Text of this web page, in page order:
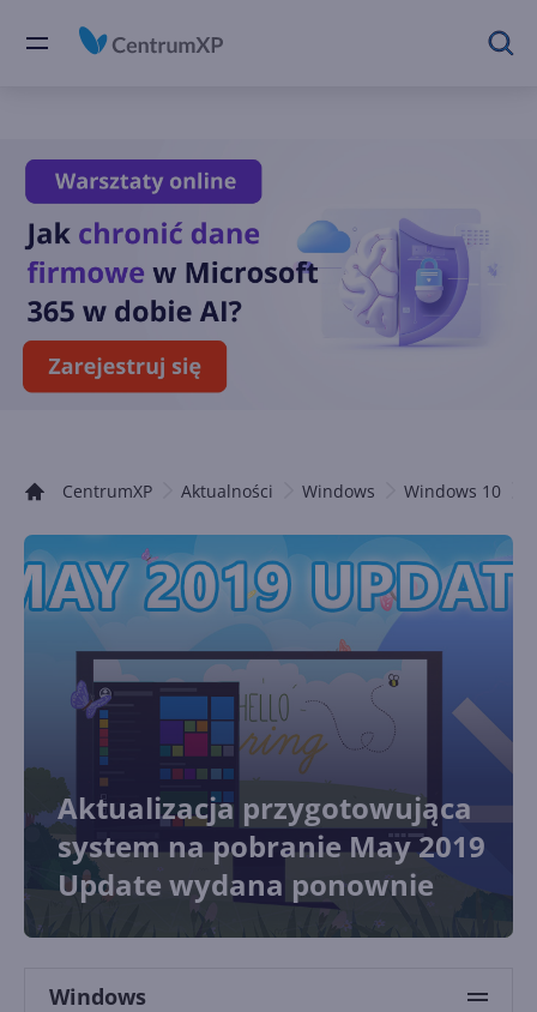
CentrumXP Aktualności Windows Windows 10
Aktualizacja przygotowująca
system na pobranie May 2019
Update wydana ponownie
Windows